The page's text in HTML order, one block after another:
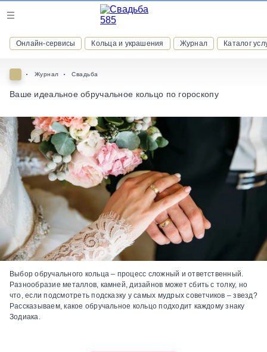
Онлайн-сервисы Кольца и украшения Журнал Каталог
ВСТУПАЙТЕ В КЛУБ ПРИВИЛЕГИЙ
присоединяйтесь к закрытому сообществу и получайте
скидки и бонусы за участие
РЕГИСТРАЦИЯ
Журнал Свадьба
Ваше идеальное обручальное кольцо по гороскопу
Выбор обручального кольца – процесс сложный и ответственный.
Разнообразие металлов, камней, дизайнов может сбить с толку, но
что, если подсмотреть подсказку у самых мудрых советчиков – звезд?
Рассказываем, какое обручальное кольцо подходит каждому знаку
Зодиака.